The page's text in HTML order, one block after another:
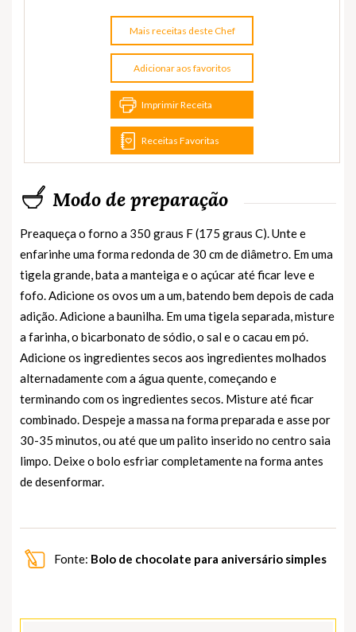
Mais receitas deste Chef
Adicionar aos favoritos
Imprimir Receita
Receitas Favoritas
Modo de preparação
Preaqueça o forno a 350 graus F (175 graus C). Unte e
enfarinhe uma forma redonda de 30 cm de diâmetro. Em uma
tigela grande, bata a manteiga e o açúcar até ficar leve e
fofo. Adicione os ovos um a um, batendo bem depois de cada
adição. Adicione a baunilha. Em uma tigela separada, misture
a farinha, o bicarbonato de sódio, o sal e o cacau em pó.
Adicione os ingredientes secos aos ingredientes molhados
alternadamente com a água quente, começando e
terminando com os ingredientes secos. Misture até ficar
combinado. Despeje a massa na forma preparada e asse por
30-35 minutos, ou até que um palito inserido no centro saia
limpo. Deixe o bolo esfriar completamente na forma antes
de desenformar.
Fonte: Bolo de chocolate para aniversário simples